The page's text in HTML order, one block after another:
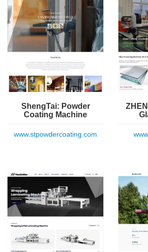
ShengTai: Powder
Coating Machine
www.stpowdercoating.com